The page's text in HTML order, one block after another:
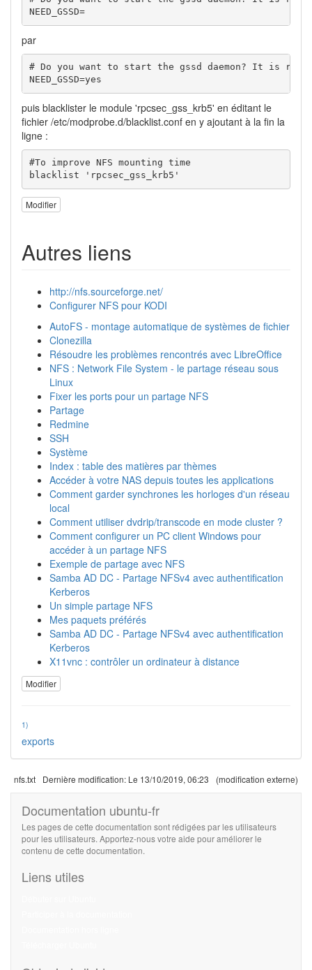
NEED_GSSD=
par
# Do you want to start the gssd daemon? It is
NEED_GSSD=yes
puis blacklister le module 'rpcsec_gss_krb5' en éditant le
fichier /etc/modprobe.d/blacklist.conf en y ajoutant à la fin la
ligne :
#To improve NFS mounting time
blacklist 'rpcsec_gss_krb5'
Modifier
Autres liens
http://nfs.sourceforge.net/
Configurer NFS pour KODI
AutoFS - montage automatique de systèmes de fichier
Clonezilla
Résoudre les problèmes rencontrés avec LibreOffice
NFS : Network File System - le partage réseau sous
Linux
Fixer les ports pour un partage NFS
Partage
Redmine
SSH
Système
Index : table des matières par thèmes
Accéder à votre NAS depuis toutes les applications
Comment garder synchrones les horloges d'un réseau
local
Comment utiliser dvdrip/transcode en mode cluster ?
Comment configurer un PC client Windows pour
accéder à un partage NFS
Exemple de partage avec NFS
Samba AD DC - Partage NFSv4 avec authentification
Kerberos
Un simple partage NFS
Mes paquets préférés
Samba AD DC - Partage NFSv4 avec authentification
Kerberos
X11vnc : contrôler un ordinateur à distance
Modifier
1)
exports
nfs.txt Dernière modification: Le 13/10/2019, 06:23 (modification externe)
Documentation ubuntu-fr
Les pages de cette documentation sont rédigées par les utilisateurs
pour les utilisateurs. Apportez-nous votre aide pour améliorer le
contenu de cette documentation.
Liens utiles